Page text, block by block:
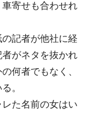
車寄せも合わせれ
記者が他社に経
がネタを抜かれ
何者でもなく、
。
レた名前の女はい